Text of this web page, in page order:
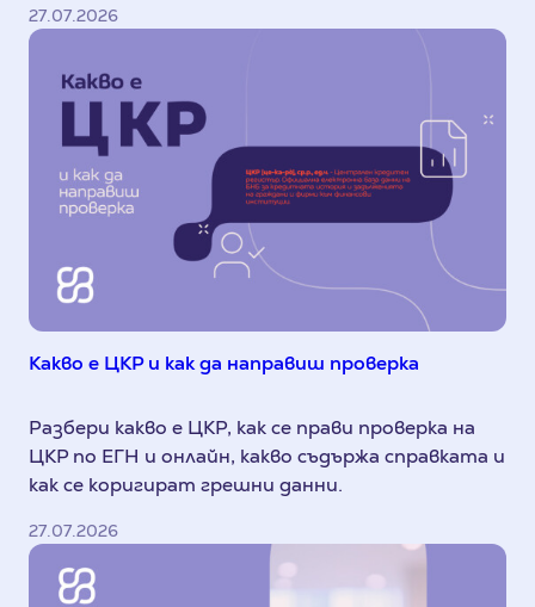
27.07.2026
Какво е ЦКР и как да направиш проверка
Разбери какво е ЦКР, как се прави проверка на
ЦКР по ЕГН и онлайн, какво съдържа справката и
как се коригират грешни данни.
27.07.2026